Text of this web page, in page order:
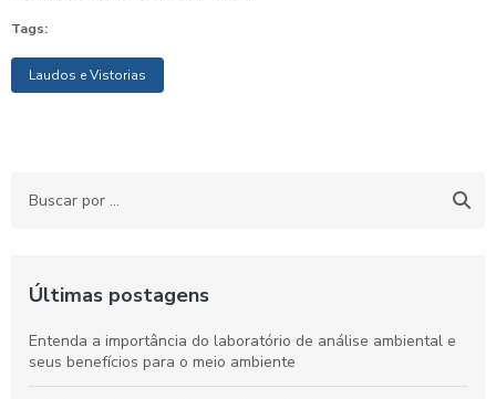
Tags:
Laudos e Vistorias
Últimas postagens
Entenda a importância do laboratório de análise ambiental e
seus benefícios para o meio ambiente